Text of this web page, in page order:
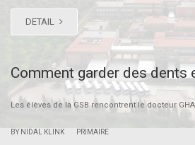
DETAIL
Comment garder des dents
Les élèves de la GSB rencontrent le docteur
BY NIDAL KLINK PRIMAIRE